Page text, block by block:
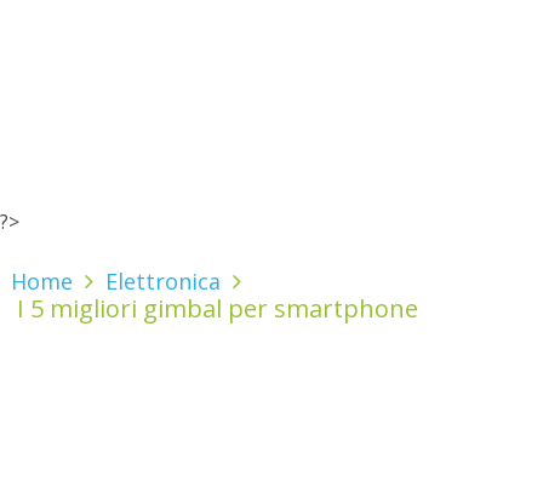
?>
Home Elettronica
I 5 migliori gimbal per smartphone